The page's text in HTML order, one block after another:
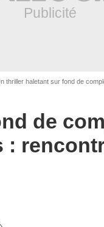
thriller haletant sur fond de complot
de